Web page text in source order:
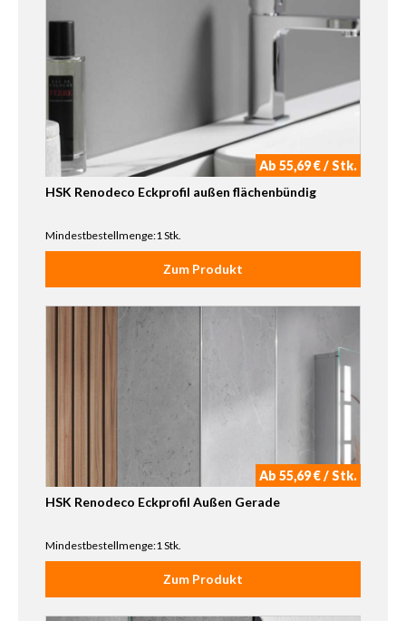
Ab 55,69 € / Stk.
HSK Renodeco Eckprofil außen flächenbündig
Mindestbestellmenge:1 Stk.
Zum Produkt
Ab 55,69 € / Stk.
HSK Renodeco Eckprofil Außen Gerade
Mindestbestellmenge:1 Stk.
Zum Produkt